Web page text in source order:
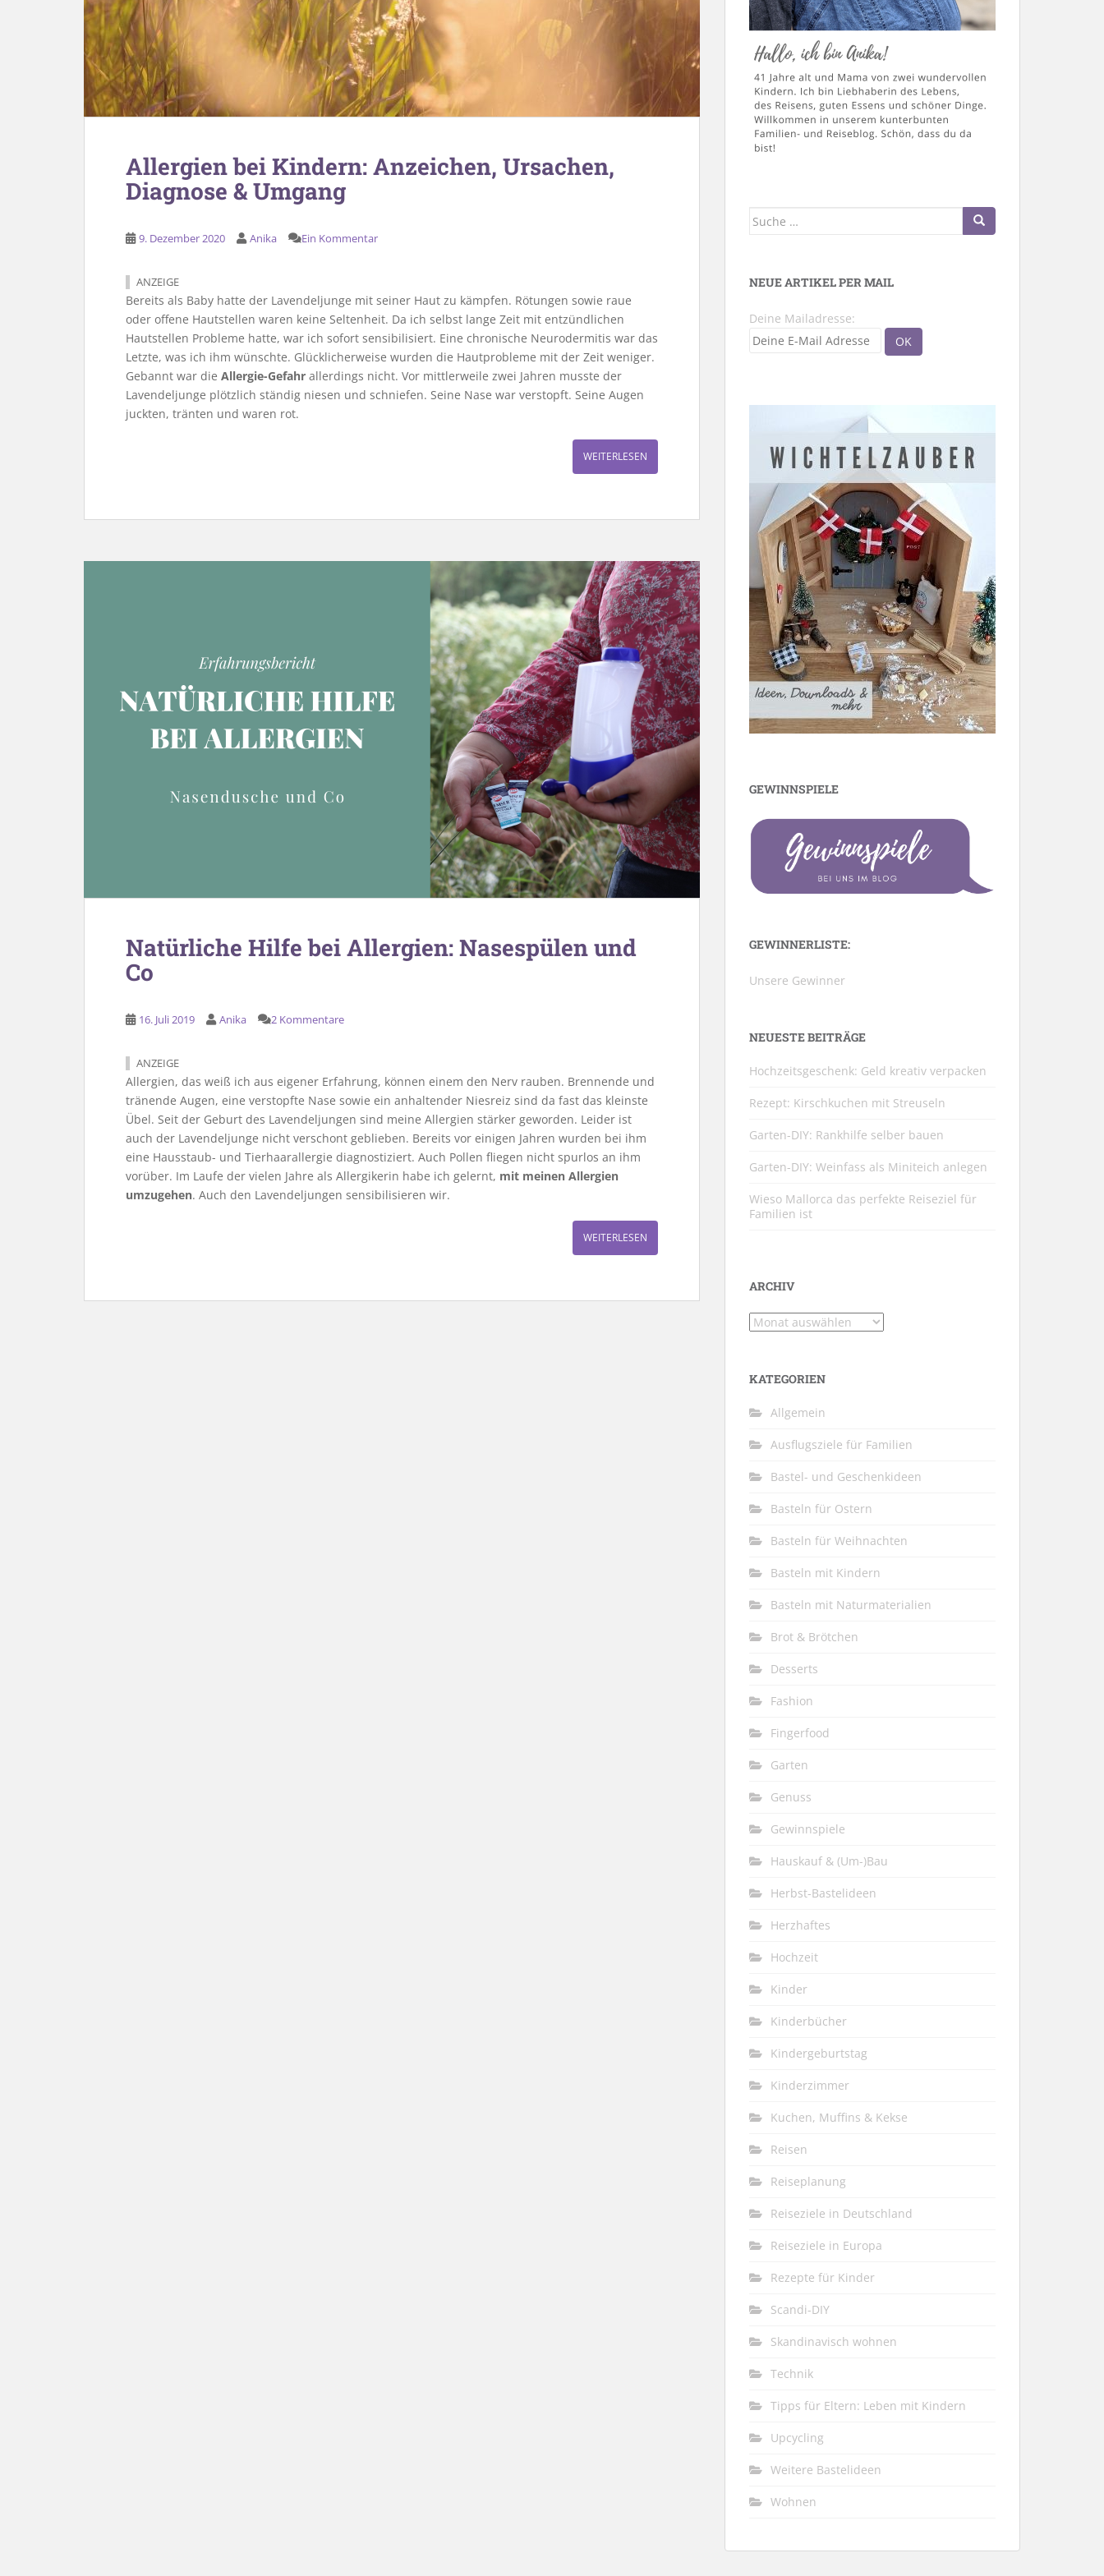
Allergien bei Kindern: Anzeichen, Ursachen,
Diagnose & Umgang
9. Dezember 2020 Anika Ein Kommentar
ANZEIGE
Bereits als Baby hatte der Lavendeljunge mit seiner Haut zu kämpfen. Rötungen sowie raue
oder offene Hautstellen waren keine Seltenheit. Da ich selbst lange Zeit mit entzündlichen
Hautstellen Probleme hatte, war ich sofort sensibilisiert. Eine chronische Neurodermitis war das
Letzte, was ich ihm wünschte. Glücklicherweise wurden die Hautprobleme mit der Zeit weniger.
Gebannt war die Allergie-Gefahr allerdings nicht. Vor mittlerweile zwei Jahren musste der
Lavendeljunge plötzlich ständig niesen und schniefen. Seine Nase war verstopft. Seine Augen
juckten, tränten und waren rot.
WEITERLESEN
Natürliche Hilfe bei Allergien: Nasespülen und
Co
16. Juli 2019 Anika 2 Kommentare
ANZEIGE
Allergien, das weiß ich aus eigener Erfahrung, können einem den Nerv rauben. Brennende und
tränende Augen, eine verstopfte Nase sowie ein anhaltender Niesreiz sind da fast das kleinste
Übel. Seit der Geburt des Lavendeljungen sind meine Allergien stärker geworden. Leider ist
auch der Lavendeljunge nicht verschont geblieben. Bereits vor einigen Jahren wurden bei ihm
eine Hausstaub- und Tierhaarallergie diagnostiziert. Auch Pollen fliegen nicht spurlos an ihm
vorüber. Im Laufe der vielen Jahre als Allergikerin habe ich gelernt, mit meinen Allergien
umzugehen. Auch den Lavendeljungen sensibilisieren wir.
WEITERLESEN
Suche
NEUE ARTIKEL PER MAIL
Deine Mailadresse:
GEWINNSPIELE
GEWINNERLISTE:
Unsere Gewinner
NEUESTE BEITRÄGE
Hochzeitsgeschenk: Geld kreativ verpacken
Rezept: Kirschkuchen mit Streuseln
Garten-DIY: Rankhilfe selber bauen
Garten-DIY: Weinfass als Miniteich anlegen
Wieso Mallorca das perfekte Reiseziel für
Familien ist
ARCHIV
Archiv
KATEGORIEN
Allgemein
Ausflugsziele für Familien
Bastel- und Geschenkideen
Basteln für Ostern
Basteln für Weihnachten
Basteln mit Kindern
Basteln mit Naturmaterialien
Brot & Brötchen
Desserts
Fashion
Fingerfood
Garten
Genuss
Gewinnspiele
Hauskauf & (Um-)Bau
Herbst-Bastelideen
Herzhaftes
Hochzeit
Kinder
Kinderbücher
Kindergeburtstag
Kinderzimmer
Kuchen, Muffins & Kekse
Reisen
Reiseplanung
Reiseziele in Deutschland
Reiseziele in Europa
Rezepte für Kinder
Scandi-DIY
Skandinavisch wohnen
Technik
Tipps für Eltern: Leben mit Kindern
Upcycling
Weitere Bastelideen
Wohnen